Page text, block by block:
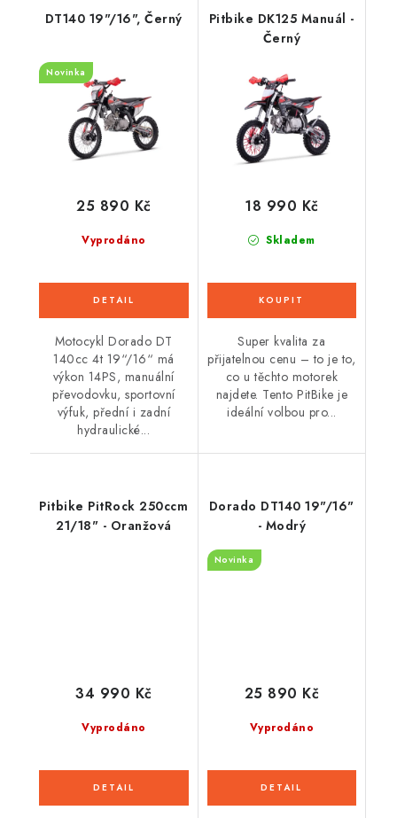
DT140 19"/16", Černý
Novinka
Vyprodáno
25 890 Kč
Motocykl Dorado DT
140cc 4t 19“/16“ má
výkon 14PS, manuální
převodovku, sportovní
výfuk, přední i zadní
hydraulické...
Pitbike DK125 Manuál -
Černý
Skladem
18 990 Kč
Super kvalita za
přijatelnou cenu – to je to,
co u těchto motorek
najdete. Tento PitBike je
ideální volbou pro...
Pitbike PitRock 250ccm
21/18" - Oranžová
Vyprodáno
34 990 Kč
Dorado DT140 19"/16"
- Modrý
Novinka
Vyprodáno
25 890 Kč